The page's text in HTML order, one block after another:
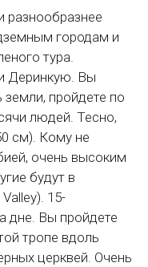
разнообразнее
городам и
тура.
Деринкую. Вы
земли, пройдете по
людей. Тесно,
см). Кому не
очень высоким
будут в
15-
дне. Вы пройдете
тропе вдоль
церквей. Очень